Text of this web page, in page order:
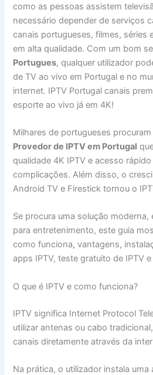
como as pessoas assistem
necessário depender de serviços
canais portugueses, filmes, séries
em alta qualidade. Com um bom
Portugues, qualquer utilizador
de TV ao vivo em Portugal e no
internet. IPTV Portugal canais
esporte ao vivo já em 4K!
Milhares de portugueses
Provedor de IPTV em Portugal
qualidade 4K IPTV e acesso
complicações. Além disso, o
Android TV e Firestick tornou o
Se procura uma solução
para entretenimento, este guia
como funciona, vantagens,
apps IPTV, teste gratuito de IPTV
O que é IPTV e como funciona?
IPTV significa Internet Protocol
utilizar antenas ou cabo
canais diretamente através da
Na prática, o utilizador instala uma